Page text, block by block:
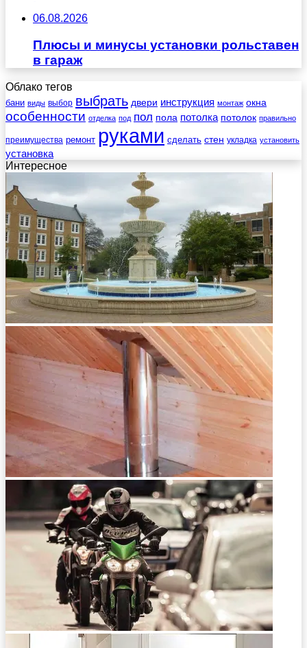
06.08.2026
Плюсы и минусы установки рольставен
в гараж
Облако тегов
бани виды выбор выбрать двери инструкция монтаж окна
особенности отделка под пол пола потолка потолок правильно
преимущества ремонт руками сделать стен укладка установить
установка
Интересное